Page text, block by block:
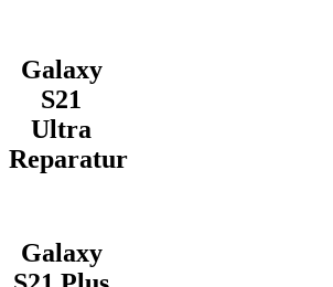
Galaxy
S21
Ultra
Reparatur
Galaxy